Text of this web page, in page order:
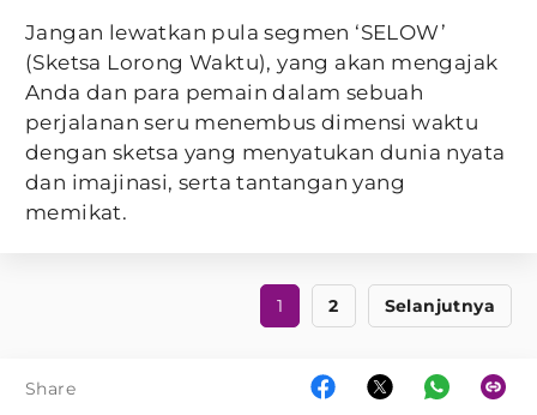
Jangan lewatkan pula segmen ‘SELOW’
(Sketsa Lorong Waktu), yang akan mengajak
Anda dan para pemain dalam sebuah
perjalanan seru menembus dimensi waktu
dengan sketsa yang menyatukan dunia nyata
dan imajinasi, serta tantangan yang
memikat.
1 2 Selanjutnya
Share